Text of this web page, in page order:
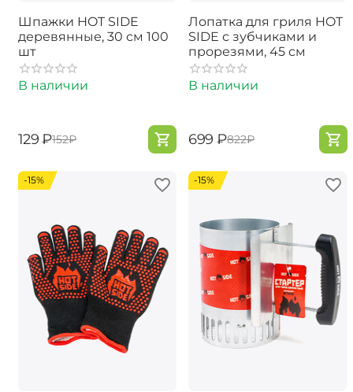
Шпажки HOT SIDE
деревянные, 30 см 100
шт
В наличии
‍129‍ ₽‍152‍₽
Лопатка для гриля HOT
SIDE с зубчиками и
прорезями, 45 см
В наличии
‍699‍ ₽‍822‍₽
-15% -15%